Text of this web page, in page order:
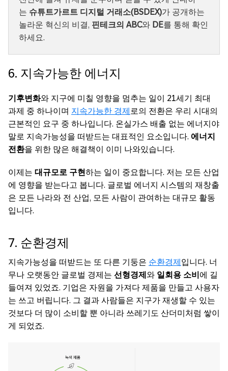
는 슈튜트가르트 디지털 거래소(BSDEX)가 공개하는
놀라운 혁신의 비결, 핀테크의 ABC와 DE를 통해 확인
하세요.
6. 지속가능한 에너지
기후변화와 지구에 미칠 영향을 멈추는 일이 21세기 최대
과제 중 하나이며 지속가능한 경제 로의 전환은 우리 시대의
근본적인 요구 중 하나입니다. 온실가스 배출 없는 에너지야
말로 지속가능성을 떠받드는 대표적인 요소입니다. 에너지
전환을 위한 많은 해결책이 이미 나와있습니다.
이제는 대규모로 구현하는 일이 중요합니다. 저는 모든 산업
에 영향을 받는다고 봅니다. 글로벌 에너지 시스템의 재창출
은 모든 나라와 전 산업, 모든 사람이 관여하는 대규모 활동
입니다.
7. 순환경제
지속가능성을 떠받드는 또 다른 기둥은 순환경제 입니다. 너
무나 오랫동안 글로벌 경제는 선형경제 와 일회용 소비 에 길
들여져 있었죠. 기업은 자원을 가져다 제품을 만들고 사용자
는 쓰고 버립니다. 그 결과 사람들은 지구가 재생할 수 있는
것보다 더 많이 소비할 뿐 아니라 쓰레기도 산더미처럼 쌓이
게 되었죠.